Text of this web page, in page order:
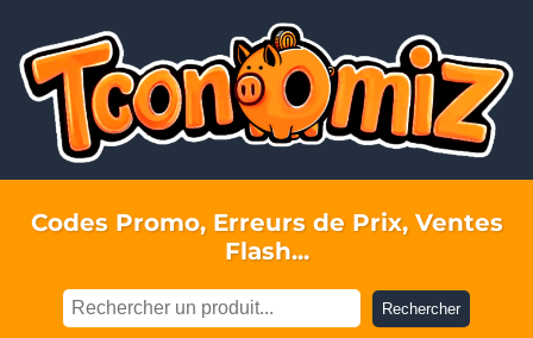
Codes Promo, Erreurs de Prix, Ventes
Flash...
Rechercher